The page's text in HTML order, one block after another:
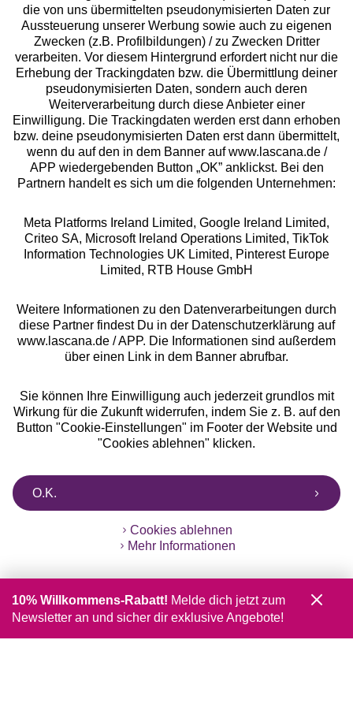
Services
Beratung
Über uns
Rechtliches
Alle Preise inkl. MwSt., zzgl.
Versandkosten
** Bonität vorausgesetzt, berechtigt zur Bonitätsprüfung
die von uns übermittelten pseudonymisierten Daten zur
Aussteuerung unserer Werbung sowie auch zu eigenen
Zwecken (z.B. Profilbildungen) / zu Zwecken Dritter
verarbeiten. Vor diesem Hintergrund erfordert nicht nur die
Erhebung der Trackingdaten bzw. die Übermittlung deiner
pseudonymisierten Daten, sondern auch deren
Weiterverarbeitung durch diese Anbieter einer
Einwilligung. Die Trackingdaten werden erst dann erhoben
bzw. deine pseudonymisierten Daten erst dann übermittelt,
wenn du auf den in dem Banner auf www.lascana.de /
APP wiedergebenden Button „OK” anklickst. Bei den
Partnern handelt es sich um die folgenden Unternehmen:
Meta Platforms Ireland Limited, Google Ireland Limited,
Criteo SA, Microsoft Ireland Operations Limited, TikTok
Information Technologies UK Limited, Pinterest Europe
Limited, RTB House GmbH
Weitere Informationen zu den Datenverarbeitungen durch
diese Partner findest Du in der Datenschutzerklärung auf
www.lascana.de / APP. Die Informationen sind außerdem
über einen Link in dem Banner abrufbar.
Sie können Ihre Einwilligung auch jederzeit grundlos mit
Wirkung für die Zukunft widerrufen, indem Sie z. B. auf den
Button "Cookie-Einstellungen" im Footer der Website und
"Cookies ablehnen" klicken.
O.K.
Cookies ablehnen
Mehr Informationen
10% Willkommens-Rabatt! Melde dich jetzt zum
Newsletter an und sicher dir exklusive Angebote!